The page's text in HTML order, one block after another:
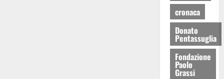
cronaca
Donato
Pentassuglia
Fondazione
Paolo
Grassi